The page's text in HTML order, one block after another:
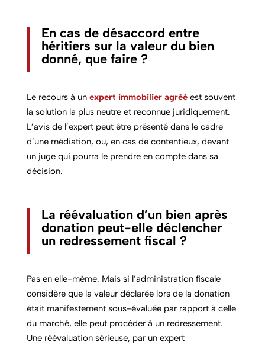
En cas de désaccord entre
héritiers sur la valeur du bien
donné, que faire ?
Le recours à unexpert immobilier agréé est souvent
la solution la plus neutre et reconnue juridiquement.
L’avis de l’expert peut être présenté dans le cadre
d’une médiation, ou, en cas de contentieux, devant
un juge qui pourra le prendre en compte dans sa
décision.
La réévaluation d’un bien après
donation peut-elle déclencher
un redressement fiscal ?
Pas en elle-même. Mais si l’administration fiscale
considère que la valeur déclarée lors de la donation
était manifestement sous-évaluée par rapport à celle
du marché, elle peut procéder à un redressement.
Une réévaluation sérieuse, par un expert